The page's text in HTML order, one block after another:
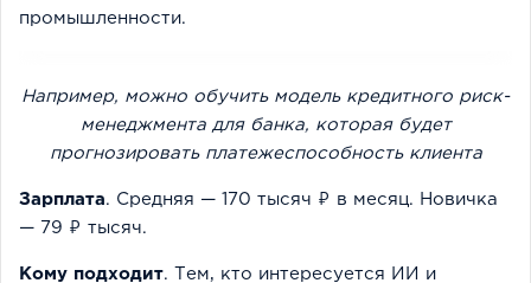
промышленности.
Например, можно обучить модель кредитного риск-
менеджмента для банка, которая будет
прогнозировать платежеспособность клиента
Зарплата. Средняя — 170 тысяч ₽ в месяц. Новичка
— 79 ₽ тысяч.
Кому подходит. Тем, кто интересуется ИИ и